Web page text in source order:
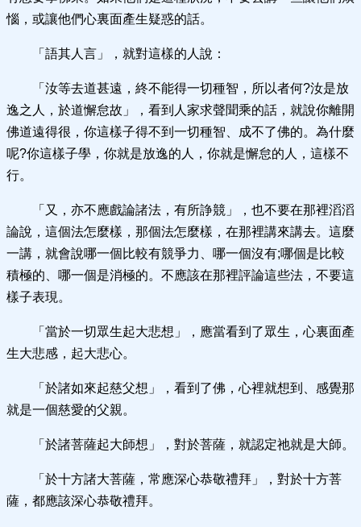
惱，或讓他們心裏面產生疑惑的話。
「語其人言」，就對這樣的人說：
「汝等去道甚遠，終不能得一切種智，所以者何?汝是放
逸之人，於道懈怠故」，看到人家求聲聞乘的話，就說你離開
佛道遠得很，你這樣子得不到一切種智、成不了佛的。為什麼
呢?你這樣子學，你就是放逸的人，你就是懈怠的人，這樣不
行。
「又，亦不應戲論諸法，有所諍競」，也不要在那裡滔滔
論說，這個法怎麼樣，那個法怎麼樣，在那裡講來講去。這麼
一講，就會說哪一個比較有競爭力、哪一個沒有;哪個是比較
積極的、哪一個是消極的。不應該在那裡評論這些法，不要這
樣子表現。
「當於一切眾生起大悲想」，應當看到了眾生，心裏面產
生大悲感，起大悲心。
「於諸如來起慈父想」，看到了佛，心裡就想到、感覺那
就是一個慈愛的父親。
「於諸菩薩起大師想」，對於菩薩，就認定祂就是大師。
「於十方諸大菩薩，常應深心恭敬禮拜」，對於十方菩
薩，都應該深心恭敬禮拜。